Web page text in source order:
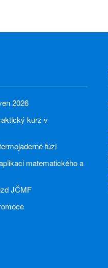
2026
kurz v
fúzi
matematického a
JČMF